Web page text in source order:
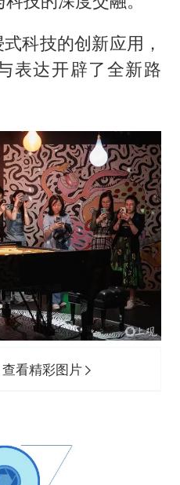
科技的创新应用，
表达开辟了全新路
看精彩图片